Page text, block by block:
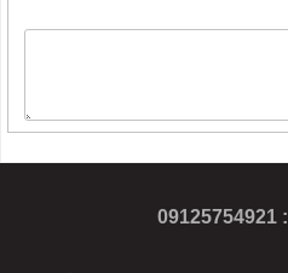
:
09125754921